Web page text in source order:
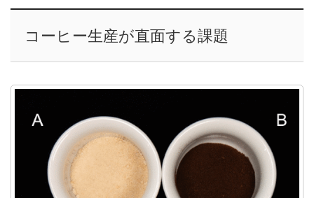
コーヒー生産が直面する課題